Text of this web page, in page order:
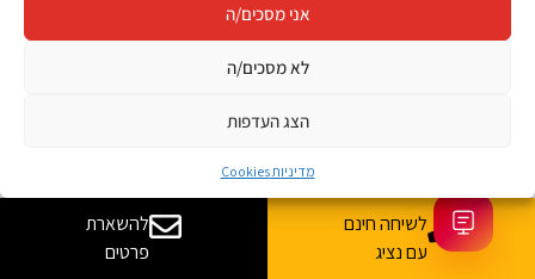
אני מסכים/ה
לא מסכים/ה
הצג העדפות
מדיניות Cookies
ג'ון ברייס Talent
מסלולי הכשרה והשמה ייעודיים למצטיינים, המחברים בין מועמדים
לשיחה חינם
עם נציג
להשארת
פרטים